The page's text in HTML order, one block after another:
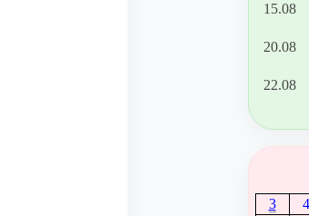
15.08
20.08
22.08
3
4